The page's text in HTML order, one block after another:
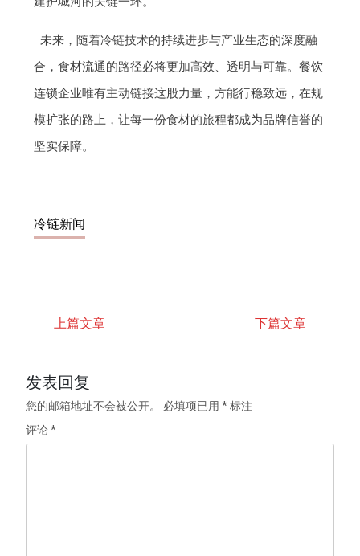
未来，随着冷链技术的持续进步与产业生态的深度融
合，食材流通的路径必将更加高效、透明与可靠。餐饮
连锁企业唯有主动链接这股力量，方能行稳致远，在规
模扩张的路上，让每一份食材的旅程都成为品牌信誉的
坚实保障。
冷链新闻
上篇文章 下篇文章
发表回复
您的邮箱地址不会被公开。 必填项已用*标注
评论*